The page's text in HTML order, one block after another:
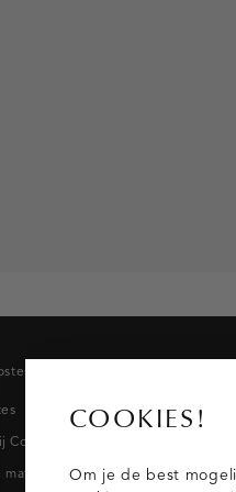
Costes
materialen
COOKIES!
Om je de best